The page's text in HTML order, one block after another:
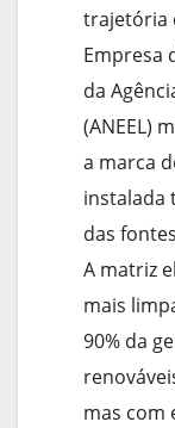
trajetória
Empresa
da
(ANEEL)
a marca
instalada
das
A matriz
mais
90% da
mas com